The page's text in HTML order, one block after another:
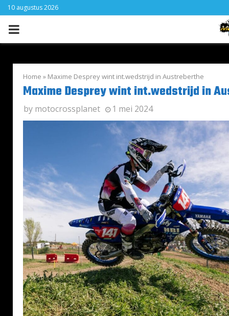
10 augustus 2026
PRIMARY
Home » Maxime Desprey wint int.wedstrijd in Austreberthe
Maxime Desprey wint int.wedstrijd in
by motocrossplanet 1 mei 2024